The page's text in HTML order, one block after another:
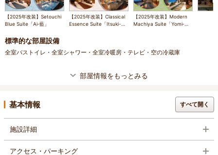
【2025年改装】Setouchi
Blue Suite「Ai‐藍」
【2025年改装】Classical
Essence Suite「Itsuki-
【2025年改装】Modern
Machiya Suite「Yomi‐
標準的な部屋設備
全室バストイレ・全室シャワー・全室冷暖房・テレビ・空の冷蔵庫
部屋情報をもっとみる
基本情報 すべて開く
施設詳細
アクセス・パーキング